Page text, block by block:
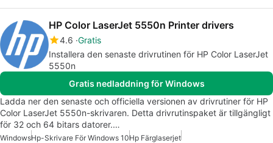
HP Color LaserJet 5550n Printer drivers
4.6 Gratis
Installera den senaste drivrutinen för HP Color LaserJet
5550n
Gratis nedladdning för Windows
Ladda ner den senaste och officiella versionen av drivrutiner för HP
Color LaserJet 5550n-skrivaren. Detta drivrutinspaket är tillgängligt
för 32 och 64 bitars datorer.…
WindowsHp-Skrivare För Windows 10Hp Färglaserjet